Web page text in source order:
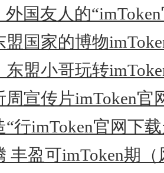
外国友人的
盟国家的博物
东盟小哥玩转
周宣传片imToken官
行imToken官网下
丰盈可imToken期